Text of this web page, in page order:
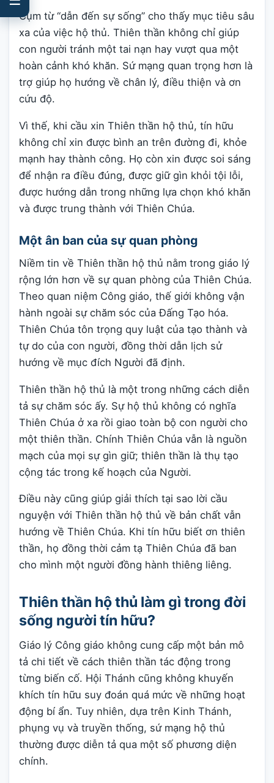
Cụm từ “dẫn đến sự sống” cho thấy mục tiêu sâu
xa của việc hộ thủ. Thiên thần không chỉ giúp
con người tránh một tai nạn hay vượt qua một
hoàn cảnh khó khăn. Sứ mạng quan trọng hơn là
trợ giúp họ hướng về chân lý, điều thiện và ơn
cứu độ.
Vì thế, khi cầu xin Thiên thần hộ thủ, tín hữu
không chỉ xin được bình an trên đường đi, khỏe
mạnh hay thành công. Họ còn xin được soi sáng
để nhận ra điều đúng, được giữ gìn khỏi tội lỗi,
được hướng dẫn trong những lựa chọn khó khăn
và được trung thành với Thiên Chúa.
Một ân ban của sự quan phòng
Niềm tin về Thiên thần hộ thủ nằm trong giáo lý
rộng lớn hơn về sự quan phòng của Thiên Chúa.
Theo quan niệm Công giáo, thế giới không vận
hành ngoài sự chăm sóc của Đấng Tạo hóa.
Thiên Chúa tôn trọng quy luật của tạo thành và
tự do của con người, đồng thời dẫn lịch sử
hướng về mục đích Người đã định.
Thiên thần hộ thủ là một trong những cách diễn
tả sự chăm sóc ấy. Sự hộ thủ không có nghĩa
Thiên Chúa ở xa rồi giao toàn bộ con người cho
một thiên thần. Chính Thiên Chúa vẫn là nguồn
mạch của mọi sự gìn giữ; thiên thần là thụ tạo
cộng tác trong kế hoạch của Người.
Điều này cũng giúp giải thích tại sao lời cầu
nguyện với Thiên thần hộ thủ về bản chất vẫn
hướng về Thiên Chúa. Khi tín hữu biết ơn thiên
thần, họ đồng thời cảm tạ Thiên Chúa đã ban
cho mình một người đồng hành thiêng liêng.
Thiên thần hộ thủ làm gì trong đời
sống người tín hữu?
Giáo lý Công giáo không cung cấp một bản mô
tả chi tiết về cách thiên thần tác động trong
từng biến cố. Hội Thánh cũng không khuyến
khích tín hữu suy đoán quá mức về những hoạt
động bí ẩn. Tuy nhiên, dựa trên Kinh Thánh,
phụng vụ và truyền thống, sứ mạng hộ thủ
thường được diễn tả qua một số phương diện
chính.